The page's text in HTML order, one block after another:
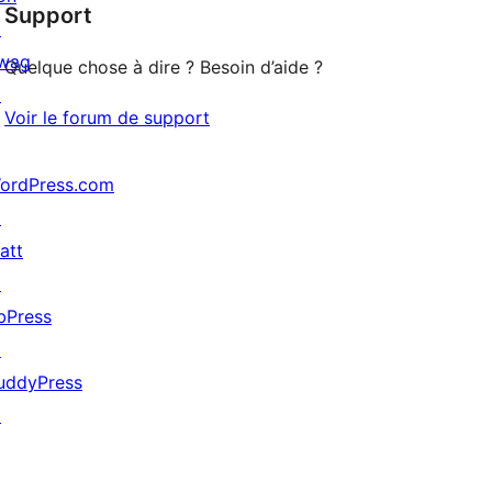
1
Support
Quelque chose à dire ? Besoin d’aide ?
Voir le forum de support